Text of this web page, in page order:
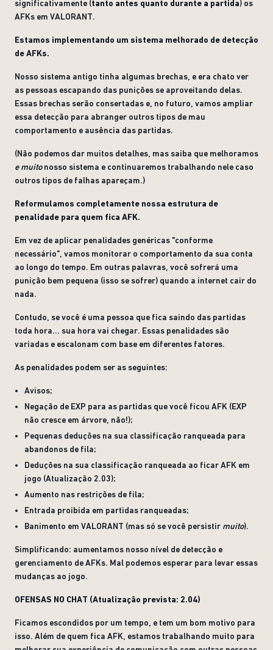
significativamente (tanto antes quanto durante a partida) os
AFKs em VALORANT.
Estamos implementando um sistema melhorado de detecção
de AFKs.
Nosso sistema antigo tinha algumas brechas, e era chato ver
as pessoas escapando das punições se aproveitando delas.
Essas brechas serão consertadas e, no futuro, vamos ampliar
essa detecção para abranger outros tipos de mau
comportamento e ausência das partidas.
(Não podemos dar muitos detalhes, mas saiba que melhoramos
e muitonosso sistema e continuaremos trabalhando nele caso
outros tipos de falhas apareçam.)
Reformulamos completamente nossa estrutura de
penalidade para quem fica AFK.
Em vez de aplicar penalidades genéricas "conforme
necessário", vamos monitorar o comportamento da sua conta
ao longo do tempo. Em outras palavras, você sofrerá uma
punição bem pequena (isso se sofrer) quando a internet cair do
nada.
Contudo, se você é uma pessoa que fica saindo das partidas
toda hora... sua hora vai chegar. Essas penalidades são
variadas e escalonam com base em diferentes fatores.
As penalidades podem ser as seguintes:
Avisos;
Negação de EXP para as partidas que você ficou AFK (EXP
não cresce em árvore, não!);
Pequenas deduções na sua classificação ranqueada para
abandonos de fila;
Deduções na sua classificação ranqueada ao ficar AFK em
jogo (Atualização 2.03);
Aumento nas restrições de fila;
Entrada proibida em partidas ranqueadas;
Banimento em VALORANT (mas só se você persistir muito).
Simplificando: aumentamos nosso nível de detecção e
gerenciamento de AFKs. Mal podemos esperar para levar essas
mudanças ao jogo.
OFENSAS NO CHAT (Atualização prevista: 2.04)
Ficamos escondidos por um tempo, e tem um bom motivo para
isso. Além de quem fica AFK, estamos trabalhando muito para